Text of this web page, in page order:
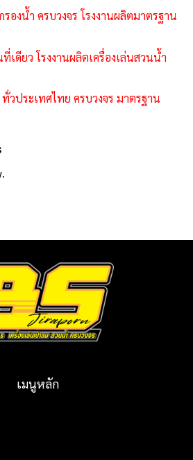
องน้ำ ครบวงจร โรงงานผลิตมาตรฐาน
เดียว โรงงานผลิตเครื่องเล่นสวนน้ำ
วประเทศไทย ครบวงจร มาตรฐาน
เมนูหลัก